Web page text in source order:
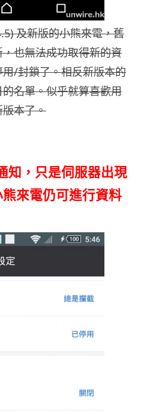
及新版的小熊來電，舊
也無法成功取得新的資
/封鎖了。相反新版本的
名單。似乎就算喜歡用
本了。
知，只是伺服器出現
來電仍可進行資料